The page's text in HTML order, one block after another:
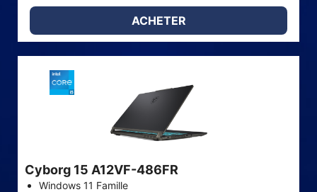
ACHETER
Cyborg 15 A12VF-486FR
Windows 11 Famille